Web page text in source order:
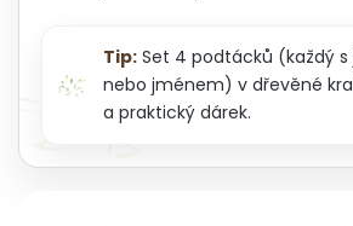
Tip: Set 4 podtácků (každý
nebo jménem) v dřevěné
a praktický dárek.